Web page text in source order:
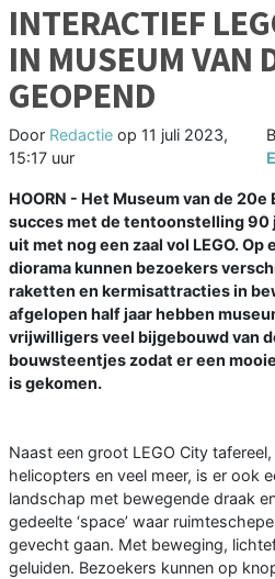
INTERACTIEF
IN MUSEUM VAN
GEOPEND
Door Redactie op 11 juli 2023,
15:17 uur
HOORN - Het Museum van de
succes met de tentoonstelling 90
uit met nog een zaal vol LEGO.
diorama kunnen bezoekers
raketten en kermisattracties in
afgelopen half jaar hebben
vrijwilligers veel bijgebouwd van
bouwsteentjes zodat er een
is gekomen.
Naast een groot LEGO City tafereel,
helicopters en veel meer, is er ook
landschap met bewegende draak
gedeelte ‘space’ waar
gevecht gaan. Met beweging,
geluiden. Bezoekers kunnen op